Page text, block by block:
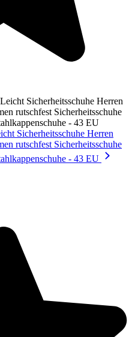
Sicherheitsschuhe Herren
rutschfest Sicherheitsschuhe
- 43 EU